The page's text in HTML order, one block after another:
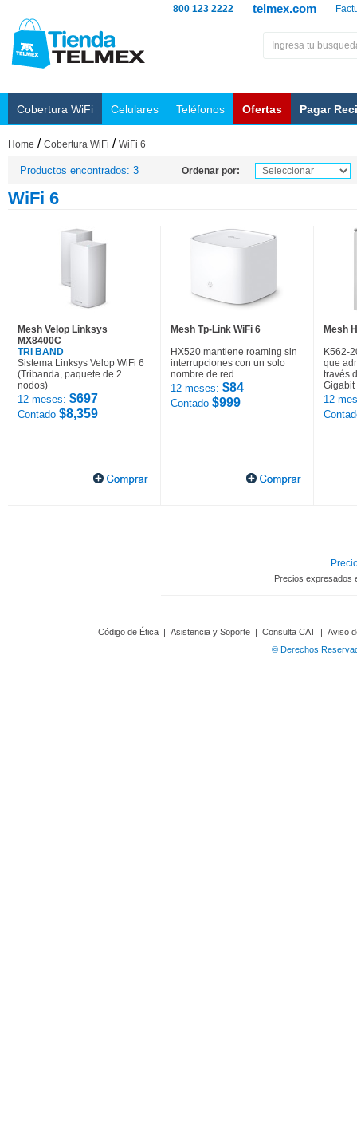
telmex.com
800 123 2222
Cobertura WiFi Celulares Teléfonos Ofertas Pagar
Home / Cobertura WiFi / WiFi 6
Productos encontrados: 3 Ordenar por:
WiFi 6
Mesh Velop Linksys
MX8400C
TRI BAND
Sistema Linksys Velop WiFi 6
(Tribanda, paquete de 2
nodos)
12 meses: $697
Contado $8,359
Mesh Tp-Link WiFi 6
HX520 mantiene roaming sin
interrupciones con un solo
nombre de red
12 meses: $84
Contado $999
Mesh
K562-
que
través
Gigabit
12
Precios expresados
Código de Ética | Asistencia y Soporte | Consulta CAT | Aviso
© Derechos